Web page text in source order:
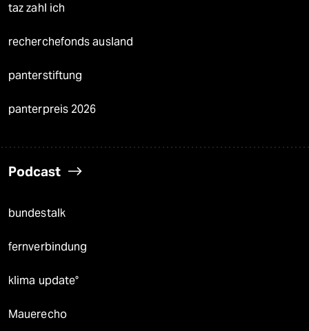
taz zahl ich
recherchefonds ausland
panterstiftung
panterpreis 2026
Podcast
bundestalk
fernverbindung
klima update°
Mauerecho